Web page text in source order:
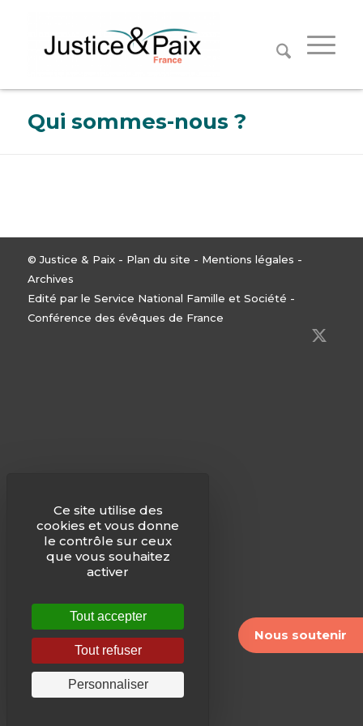
Nous soutenir
Qui sommes-nous ?
© Justice & Paix - Plan du site - Mentions légales -
Archives
Edité par le Service National Famille et Société -
Conférence des évêques de France
Ce site utilise des
cookies et vous donne
le contrôle sur ceux
que vous souhaitez
activer
Tout accepter
Tout refuser
Personnaliser